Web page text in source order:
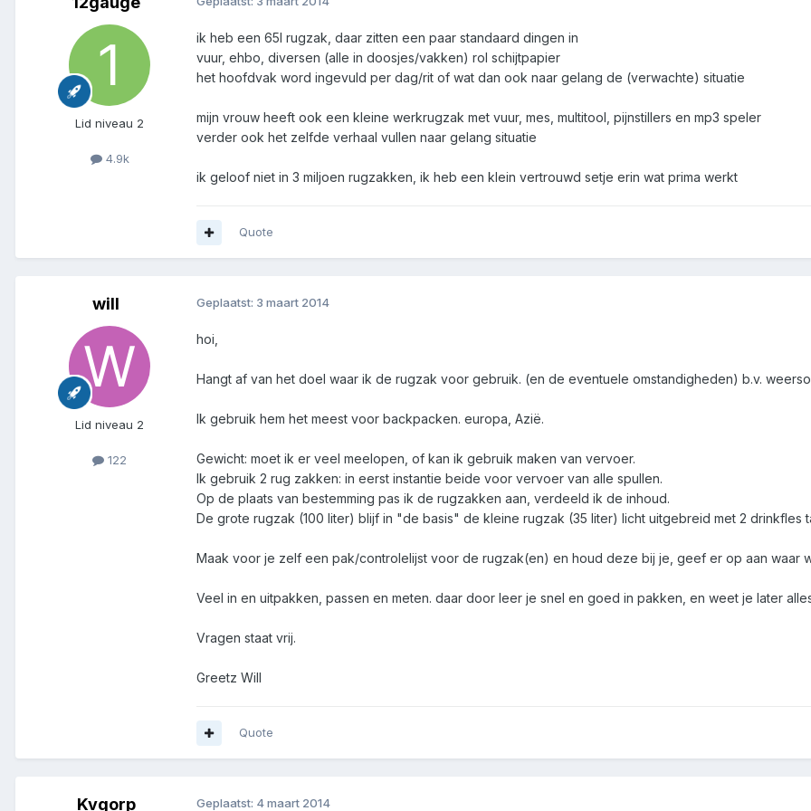
Lid niveau 2
4.9k
ik heb een 65l rugzak, daar zitten een paar standaard dingen in
vuur, ehbo, diversen (alle in doosjes/vakken) rol schijtpapier
het hoofdvak word ingevuld per dag/rit of wat dan ook naar gelang de (verwachte) situatie
mijn vrouw heeft ook een kleine werkrugzak met vuur, mes, multitool, pijnstillers en mp3 speler
verder ook het zelfde verhaal vullen naar gelang situatie
ik geloof niet in 3 miljoen rugzakken, ik heb een klein vertrouwd setje erin wat prima werkt
Quote
will
Lid niveau 2
122
Geplaatst: 3 maart 2014
hoi,
Hangt af van het doel waar ik de rugzak voor gebruik. (en de eventuele omstandigheden) b.v.
Ik gebruik hem het meest voor backpacken. europa, Azië.
Gewicht: moet ik er veel meelopen, of kan ik gebruik maken van vervoer.
Ik gebruik 2 rug zakken: in eerst instantie beide voor vervoer van alle spullen.
Op de plaats van bestemming pas ik de rugzakken aan, verdeeld ik de inhoud.
De grote rugzak (100 liter) blijf in "de basis" de kleine rugzak (35 liter) licht uitgebreid met 2 drinkfles
Maak voor je zelf een pak/controlelijst voor de rugzak(en) en houd deze bij je, geef er op aan waar
Veel in en uitpakken, passen en meten. daar door leer je snel en goed in pakken, en weet je later
Vragen staat vrij.
Greetz Will
Quote
Kvgorp Geplaatst: 4 maart 2014